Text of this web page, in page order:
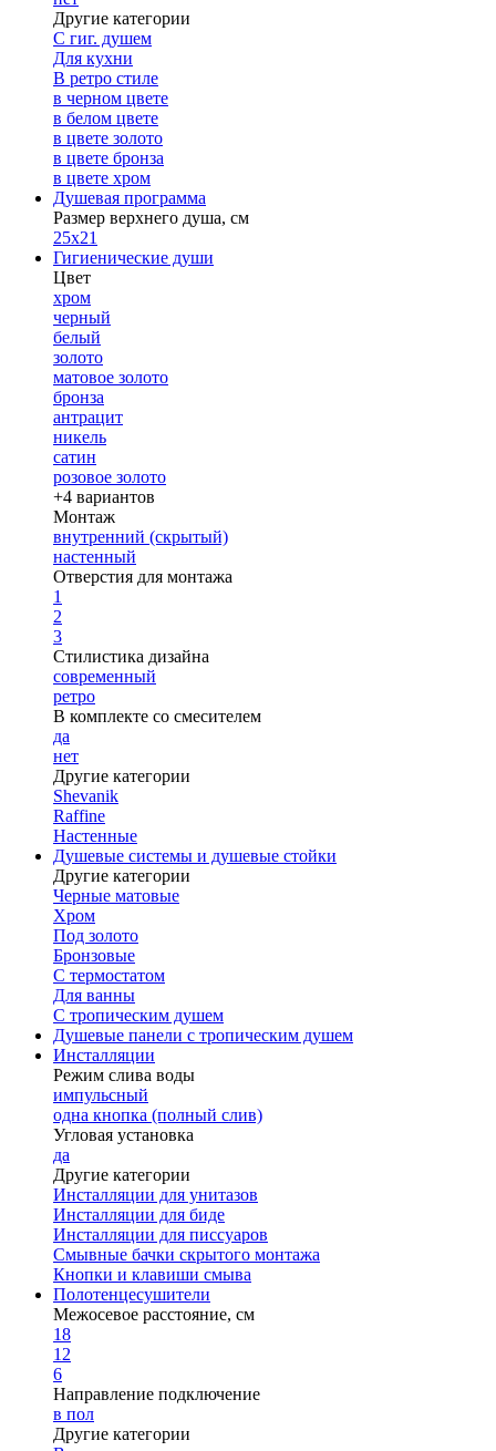
Другие категории
С гиг. душем
Для кухни
В ретро стиле
в черном цвете
в белом цвете
в цвете золото
в цвете бронза
в цвете хром
Душевая программа
Размер верхнего душа, см
25х21
Гигиенические души
Цвет
хром
черный
белый
золото
матовое золото
бронза
антрацит
никель
сатин
розовое золото
+4 вариантов
Монтаж
внутренний (скрытый)
настенный
Отверстия для монтажа
1
2
3
Стилистика дизайна
современный
ретро
В комплекте со смесителем
да
нет
Другие категории
Shevanik
Raffine
Настенные
Душевые системы и душевые стойки
Другие категории
Черные матовые
Хром
Под золото
Бронзовые
С термостатом
Для ванны
С тропическим душем
Душевые панели с тропическим душем
Инсталляции
Режим слива воды
импульсный
одна кнопка (полный слив)
Угловая установка
да
Другие категории
Инсталляции для унитазов
Инсталляции для биде
Инсталляции для писсуаров
Смывные бачки скрытого монтажа
Кнопки и клавиши смыва
Полотенцесушители
Межосевое расстояние, см
18
12
6
Направление подключение
в пол
Другие категории